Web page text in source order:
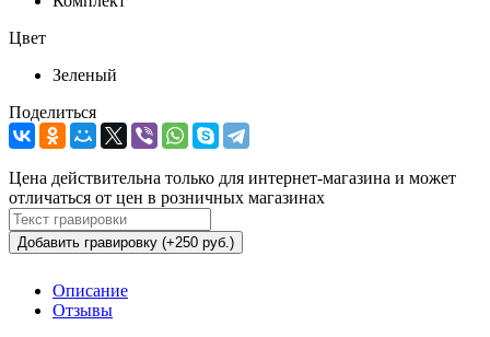
Цвет
Зеленый
Поделиться
Цена действительна только для интернет-магазина и может
отличаться от цен в розничных магазинах
Добавить гравировку (+250 руб.)
Описание
Отзывы